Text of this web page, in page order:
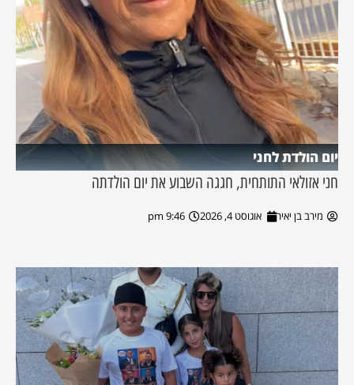
יום הולדת לחני
חני אזולאי התותחית, חגגה השבוע את יום הולדתה
מירב בן יאיר אוגוסט 4, 2026 9:46 pm